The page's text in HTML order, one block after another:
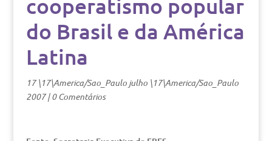
cooperatismo popular
do Brasil e da América
Latina
17 \17\America/Sao_Paulo julho \17\America/Sao_Paulo
2007|0 Comentários